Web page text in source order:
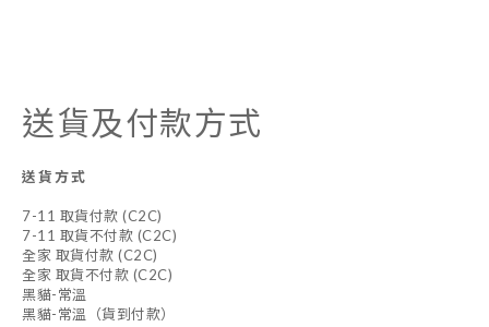
送貨及付款方式
送貨方式
7-11 取貨付款 (C2C)
7-11 取貨不付款 (C2C)
全家 取貨付款 (C2C)
全家 取貨不付款 (C2C)
黑貓-常溫
黑貓-常溫（貨到付款）